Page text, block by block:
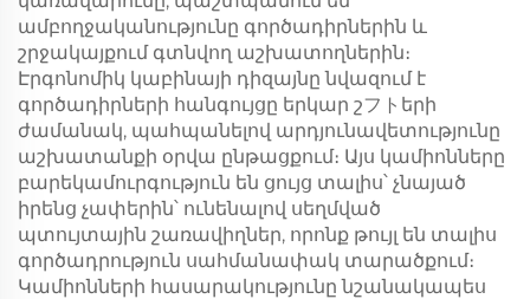
ամբողջականությունը գործադիրներին և
շրջակայքում գտնվող աշխատողներին։
Էրգոնոմիկ կաբինայի դիզայնը նվազում է
գործադիրների հանգույցը երկար շフトերի
ժամանակ, պահպանելով արդյունավետությունը
աշխատանքի օրվա ընթացքում։ Այս կամիոնները
բարեկամուրգություն են ցույց տալիս՝ չնայած
իրենց չափերին՝ ունենալով սեղմված
պտույտային շառավիղներ, որոնք թույլ են տալիս
գործադրություն սահմանափակ տարածքում։
Կամիոնների հասարակությունը նշանակապես